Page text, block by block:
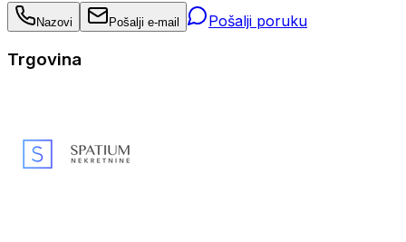
Nazovi Pošalji e-mail Pošalji poruku
Trgovina